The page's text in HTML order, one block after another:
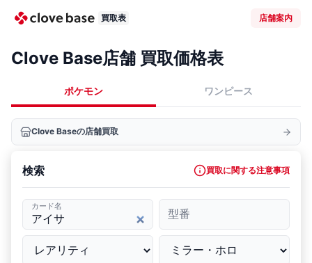
買取表 店舗案内
Clove Base店舗 買取価格表
ポケモン ワンピース
Clove Baseの店舗買取
検索 買取に関する注意事項
カード名
型番